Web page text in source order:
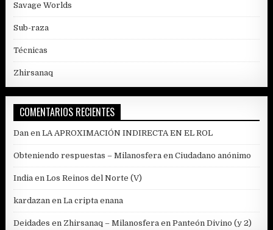
Savage Worlds
Sub-raza
Técnicas
Zhirsanaq
COMENTARIOS RECIENTES
Dan enLA APROXIMACIÓN INDIRECTA EN EL ROL
Obteniendo respuestas – Milanosfera enCiudadano anónimo
India enLos Reinos del Norte (V)
kardazan enLa cripta enana
Deidades en Zhirsanaq – Milanosfera enPanteón Divino (y 2)